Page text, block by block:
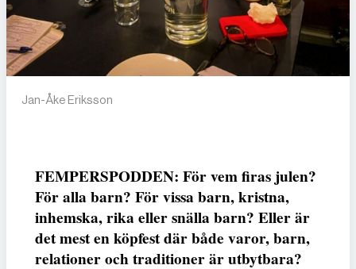
Jan-Åke Eriksson
FEMPERSPODDEN: För vem firas julen?
För alla barn? För vissa barn, kristna,
inhemska, rika eller snälla barn? Eller är
det mest en köpfest där både varor, barn,
relationer och traditioner är utbytbara?